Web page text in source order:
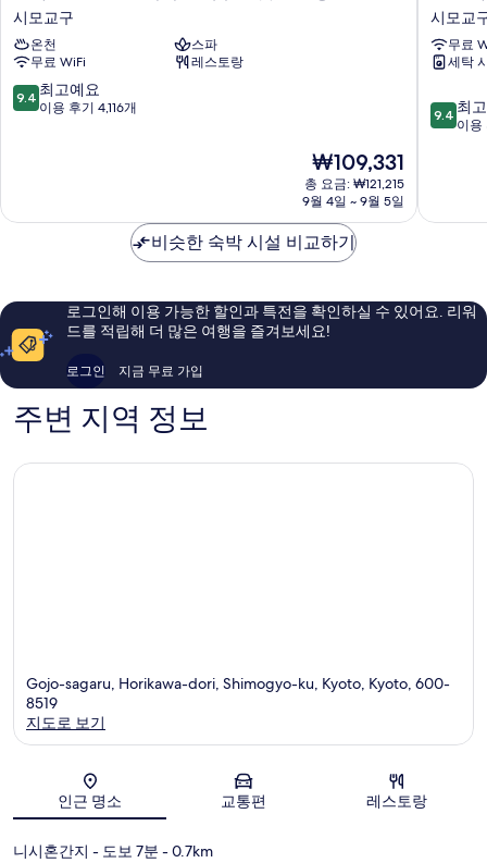
야
도
노
노
교
토
럴
링
시
모
시모교구
온천
스파
무료 WiFi
레스토랑
10
점
최
이
후
기
9.4 최고예요
이용 후기 4,116개
현
재
요
₩109,331
₩109,331
총 요금: ₩121,215
9월 4일 ~ 9월 5일
얄
파
크
호
교
토
시
시모교
무료
세탁
10
점
점,
요,
이
9.4 최
이용
비슷한 숙박 시설 비교하기
로그인해 이용 가능한 할인과 특전을 확인하실 수 있어요. 리워
드를 적립해 더 많은 여행을 즐겨보세요!
로그인 지금 무료 가입
주변 지역 정보
Gojo-sagaru, Horikawa-dori, Shimogyo-ku, Kyoto, Kyoto, 600-
8519
지도로 보기
인근 명소 교통편 레스토랑
니시혼간지 - 도보 7분 - 0.7km